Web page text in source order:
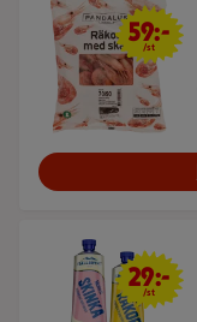
59 kr/st
59:-
/st
29 kr/st
29:-
/st